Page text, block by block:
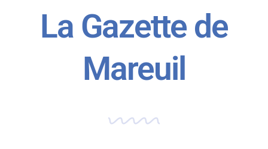
La Gazette de
Mareuil